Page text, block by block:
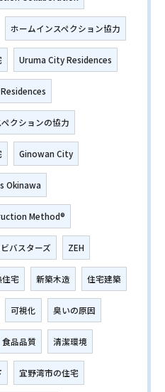
ホームインスペクション協力
Uruma City Residences
クションの協力
Ginowan City
Okinawa
Method®
バスターズ ZEH
住宅 新築木造 住宅建築
可視化 臭いの原因
食品品質 清潔環境
宜野湾市の住宅